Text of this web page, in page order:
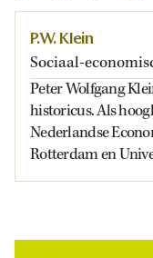
P.W. Klein
Sociaal-
Peter Wolfgang
historicus. Als
Nederlandse
Rotterdam en